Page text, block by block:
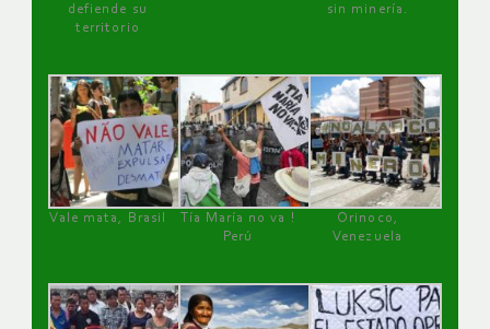
defiende su
territorio
sin minería.
Vale mata, Brasil
Tía María no va !
Perú
Orinoco,
Venezuela